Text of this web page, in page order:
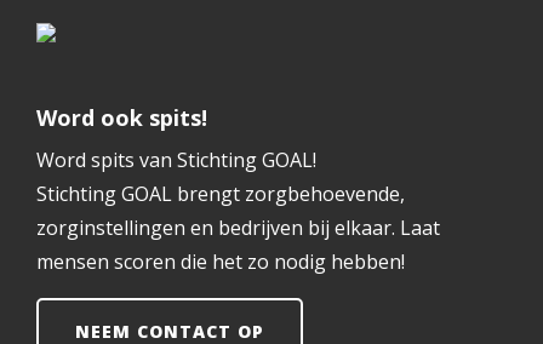
Word ook spits!
Word spits van Stichting GOAL!
Stichting GOAL brengt zorgbehoevende,
zorginstellingen en bedrijven bij elkaar. Laat
mensen scoren die het zo nodig hebben!
NEEM CONTACT OP